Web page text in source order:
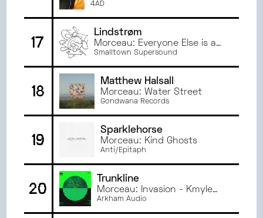
2023 Remaster
4AD
17
Lindstrøm
Morceau: Everyone Else is a
Stranger
Smalltown Supersound
18
Matthew Halsall
Morceau: Water Street
Gondwana Records
19
Sparklehorse
Morceau: Kind Ghosts
Anti/Epitaph
20
Trunkline
Morceau: Invasion - Kmyle
Remix
Arkham Audio